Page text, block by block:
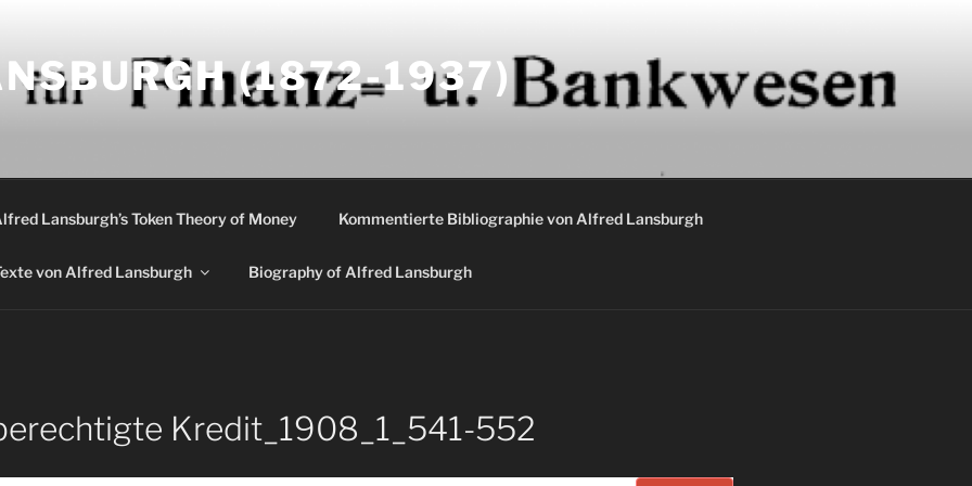
(1872-1937)
Lansburgh’s Token Theory of Money Kommentierte Bibliographie von Alfred Lansburgh
von Alfred Lansburgh Biography of Alfred Lansburgh
Kredit_1908_1_541-552